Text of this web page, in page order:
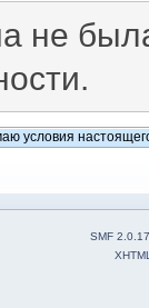
не
SMF 2.0.17